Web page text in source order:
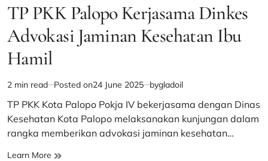
IN
TP PKK Palopo Kerjasama Dinkes
Advokasi Jaminan Kesehatan Ibu
Hamil
Estimated
read
time
2 min read Posted on24 June 2025 bygladoil
TP PKK Kota Palopo Pokja IV bekerjasama dengan Dinas
Kesehatan Kota Palopo melaksanakan kunjungan dalam
rangka memberikan advokasi jaminan kesehatan…
Learn More TP